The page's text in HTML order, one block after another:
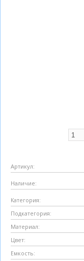
Артикул:
Наличие:
Категория:
Подкатегория:
Материал:
Цвет:
Емкость: